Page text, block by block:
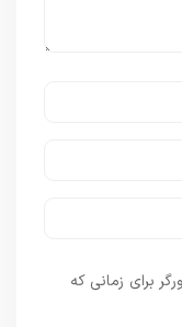
برای زمانی که